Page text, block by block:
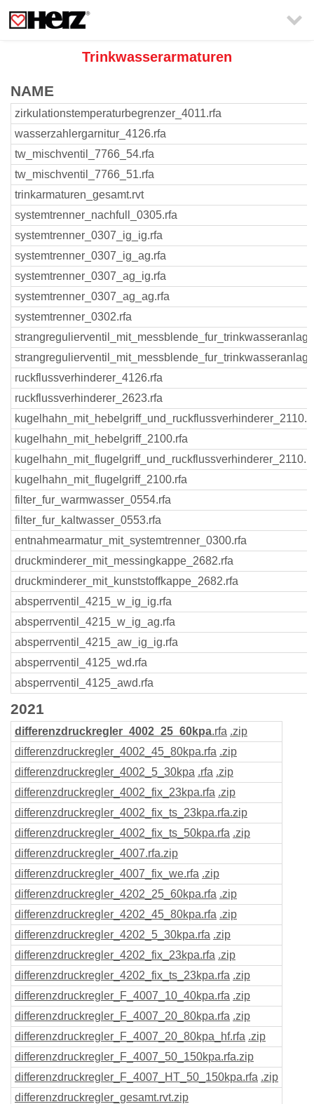

Trinkwasserarmaturen
NAME
zirkulationstemperaturbegrenzer_4011.rfa
wasserzahlergarnitur_4126.rfa
tw_mischventil_7766_54.rfa
tw_mischventil_7766_51.rfa
trinkarmaturen_gesamt.rvt
systemtrenner_nachfull_0305.rfa
systemtrenner_0307_ig_ig.rfa
systemtrenner_0307_ig_ag.rfa
systemtrenner_0307_ag_ig.rfa
systemtrenner_0307_ag_ag.rfa
systemtrenner_0302.rfa
ruckflussverhinderer_4126.rfa
ruckflussverhinderer_2623.rfa
kugelhahn_mit_hebelgriff_2100.rfa
kugelhahn_mit_flugelgriff_2100.rfa
filter_fur_warmwasser_0554.rfa
filter_fur_kaltwasser_0553.rfa
entnahmearmatur_mit_systemtrenner_0300.rfa
druckminderer_mit_messingkappe_2682.rfa
druckminderer_mit_kunststoffkappe_2682.rfa
absperrventil_4215_w_ig_ig.rfa
absperrventil_4215_w_ig_ag.rfa
absperrventil_4215_aw_ig_ig.rfa
absperrventil_4125_wd.rfa
absperrventil_4125_awd.rfa
2021
differenzdruckregler_4002_25_60kpa.rfa .zip
differenzdruckregler_4002_45_80kpa.rfa .zip
differenzdruckregler_4002_5_30kpa .rfa .zip
differenzdruckregler_4002_fix_23kpa.rfa .zip
differenzdruckregler_4002_fix_ts_23kpa.rfa.zip
differenzdruckregler_4002_fix_ts_50kpa.rfa .zip
differenzdruckregler_4007.rfa.zip
differenzdruckregler_4007_fix_we.rfa .zip
differenzdruckregler_4202_25_60kpa.rfa .zip
differenzdruckregler_4202_45_80kpa.rfa .zip
differenzdruckregler_4202_5_30kpa.rfa .zip
differenzdruckregler_4202_fix_23kpa.rfa .zip
differenzdruckregler_4202_fix_ts_23kpa.rfa .zip
differenzdruckregler_F_4007_10_40kpa.rfa .zip
differenzdruckregler_F_4007_20_80kpa.rfa .zip
differenzdruckregler_F_4007_20_80kpa_hf.rfa .zip
differenzdruckregler_F_4007_50_150kpa.rfa.zip
differenzdruckregler_F_4007_HT_50_150kpa.rfa .zip
differenzdruckregler_gesamt.rvt.zip